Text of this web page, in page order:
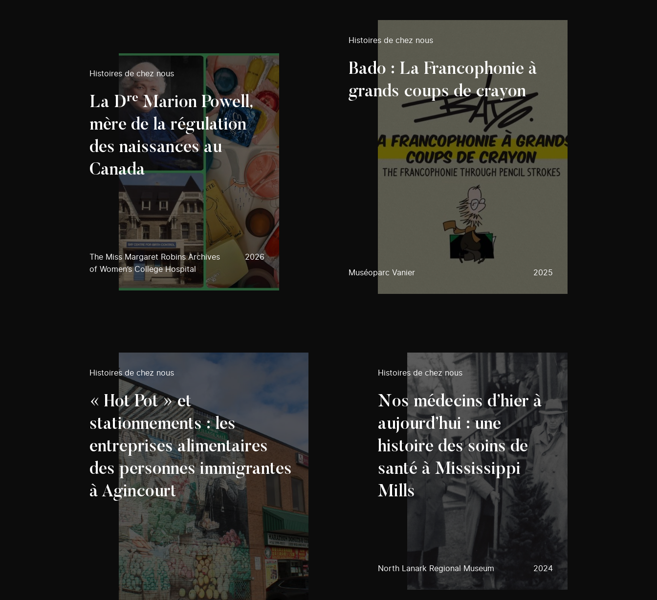
Histoires de chez nous
La DreMarion Powell,
mère de la régulation
des naissances au
Canada
The Miss Margaret Robins Archives
of Women’s College Hospital
2026
Histoires de chez nous
Bado : La Francophonie à
grands coups de crayon
Muséoparc Vanier 2025
Histoires de chez nous
« Hot Pot » et
stationnements : les
entreprises alimentaires
des personnes immigrantes
à Agincourt
Histoires de chez nous
Nos médecins d’hier à
aujourd’hui : une
histoire des soins de
santé à Mississippi
Mills
North Lanark Regional Museum 2024